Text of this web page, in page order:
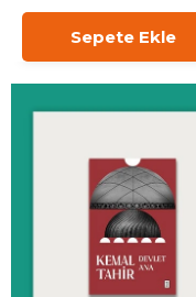
Sepete Ekle